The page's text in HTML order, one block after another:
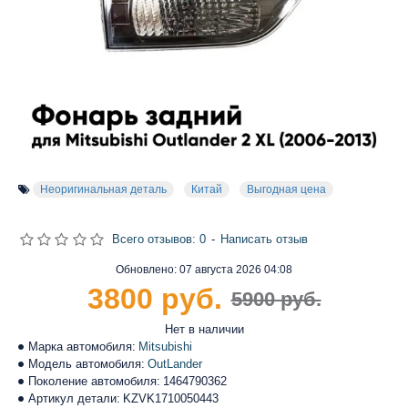
Неоригинальная деталь Китай Выгодная цена
Марка автомобиля: Mitsubishi
Модель автомобиля: OutLander
Поколение автомобиля: 1464790362
Артикул детали: KZVK1710050443
Обновлено: 07 августа 2026 04:08
Нет в наличии
Всего отзывов: 0 - Написать отзыв
5900 руб.
3800 руб.